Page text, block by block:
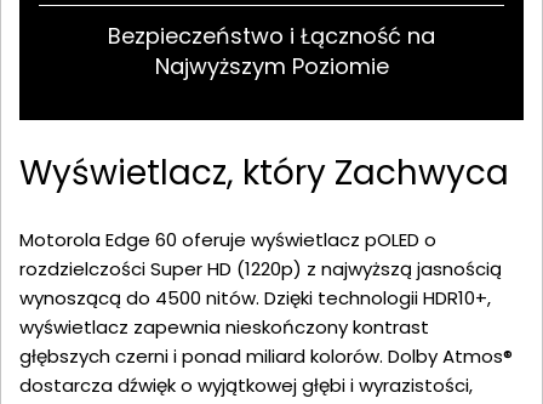
Bezpieczeństwo i Łączność na
Najwyższym Poziomie
Wyświetlacz, który Zachwyca
Motorola Edge 60 oferuje wyświetlacz pOLED o
rozdzielczości Super HD (1220p) z najwyższą jasnością
wynoszącą do 4500 nitów. Dzięki technologii HDR10+,
wyświetlacz zapewnia nieskończony kontrast
głębszych czerni i ponad miliard kolorów. Dolby Atmos®
dostarcza dźwięk o wyjątkowej głębi i wyrazistości,